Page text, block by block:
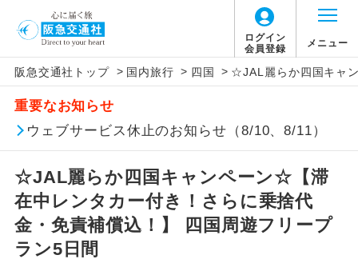
ログイン
会員登録
メニュー
阪急交通社トップ > 国内旅行 > 四国 > ☆JAL麗らか四国キャ
重要なお知らせ
ウェブサービス休止のお知らせ（8/10、8/11）
☆JAL麗らか四国キャンペーン☆【滞
在中レンタカー付き！さらに乗捨代
金・免責補償込！】 四国周遊フリープ
ラン5日間
アイコン 説明
添乗員同行
往路出発空港（駅）から復路到着空港
（駅）まで同行します。
現地添乗員同
現地到着空港（駅）から最終日出発空港
（駅）まで添乗員が同行します。
バスガイド乗
務
バスガイドが乗務し、車内での観光案内
「価格変動型ツアー」に関するご案内
価格変動型ツアーとは
賃」を利用したツアーです。
お申し込み時期・ご利用便の空席状況に
よって料金が変動いたします。